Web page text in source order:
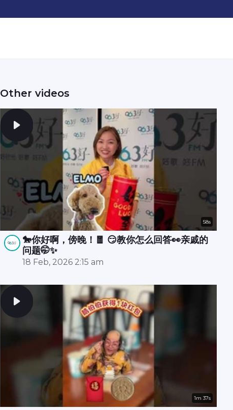
Other videos
58s
🐎你好啊，傍晚！🧧 😏教你怎么回答👀亲戚的
问题🤭✨
18 Feb, 2026 2:15 am
1m 37s